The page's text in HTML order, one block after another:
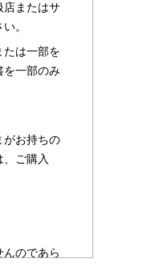
店またはサ
。
たは一部を
を一部のみ
がお持ちの
ご購入
のであら